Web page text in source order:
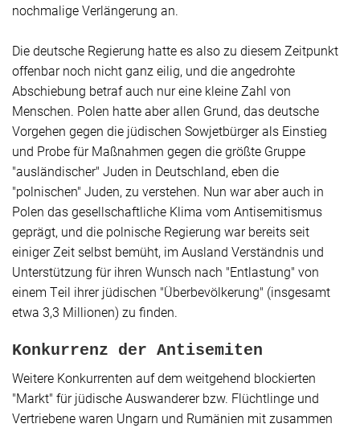
nochmalige Verlängerung an.
Die deutsche Regierung hatte es also zu diesem Zeitpunkt
offenbar noch nicht ganz eilig, und die angedrohte
Abschiebung betraf auch nur eine kleine Zahl von
Menschen. Polen hatte aber allen Grund, das deutsche
Vorgehen gegen die jüdischen Sowjetbürger als Einstieg
und Probe für Maßnahmen gegen die größte Gruppe
"ausländischer" Juden in Deutschland, eben die
"polnischen" Juden, zu verstehen. Nun war aber auch in
Polen das gesellschaftliche Klima vom Antisemitismus
geprägt, und die polnische Regierung war bereits seit
einiger Zeit selbst bemüht, im Ausland Verständnis und
Unterstützung für ihren Wunsch nach "Entlastung" von
einem Teil ihrer jüdischen "Überbevölkerung" (insgesamt
etwa 3,3 Millionen) zu finden.
Konkurrenz der Antisemiten
Weitere Konkurrenten auf dem weitgehend blockierten
"Markt" für jüdische Auswanderer bzw. Flüchtlinge und
Vertriebene waren Ungarn und Rumänien mit zusammen